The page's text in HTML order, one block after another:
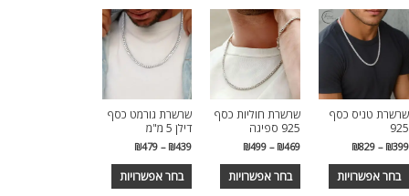
שרשרת טניס כסף
925
₪399
–
₪829
עד
בחר אפשרויות
למוצר
זה
שרשרת חוליות כסף
925 ספיגה
₪469
–
₪499 טווח
עד
בחר אפשרויות
למוצר
זה
שרשרת גורמט כסף
דילן 5 מ"מ
₪439
–
₪479 טווח
עד
בחר אפשרויות
למוצר
זה